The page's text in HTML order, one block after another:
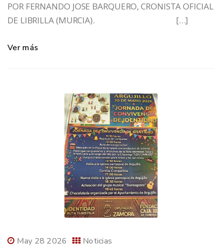
POR FERNANDO JOSE BARQUERO, CRONISTA OFICIAL
DE LIBRILLA (MURCIA). […]
Ver más
May 28 2026 Noticias